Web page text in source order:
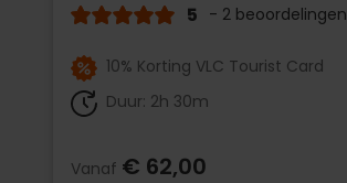
5 - 2 beoordelingen
10% Korting VLC Tourist Card
Duur: 2h 30m
Vanaf € 62,00